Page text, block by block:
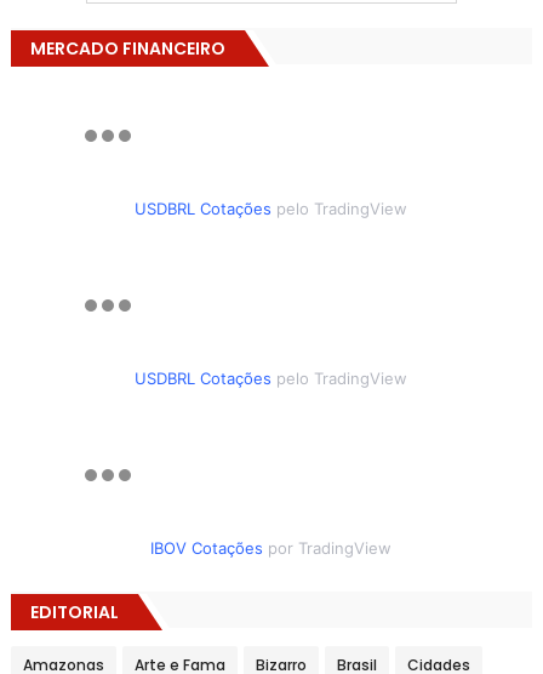
MERCADO FINANCEIRO
USDBRL Cotações pelo TradingView
USDBRL Cotações pelo TradingView
IBOV Cotações por TradingView
EDITORIAL
Amazonas Arte e Fama Bizarro Brasil Cidades